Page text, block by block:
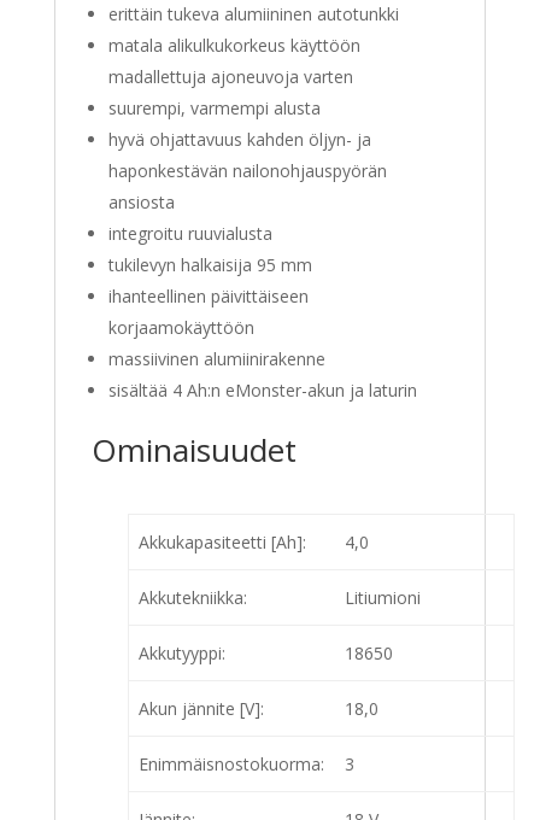
erittäin tukeva alumiininen autotunkki
matala alikulkukorkeus käyttöön
madallettuja ajoneuvoja varten
suurempi, varmempi alusta
hyvä ohjattavuus kahden öljyn- ja
haponkestävän nailonohjauspyörän
ansiosta
integroitu ruuvialusta
tukilevyn halkaisija 95 mm
ihanteellinen päivittäiseen
korjaamokäyttöön
massiivinen alumiinirakenne
sisältää 4 Ah:n eMonster-akun ja laturin
Ominaisuudet
Akkukapasiteetti [Ah]: 4,0
Akkutekniikka: Litiumioni
Akkutyyppi: 18650
Akun jännite [V]: 18,0
Enimmäisnostokuorma: 3